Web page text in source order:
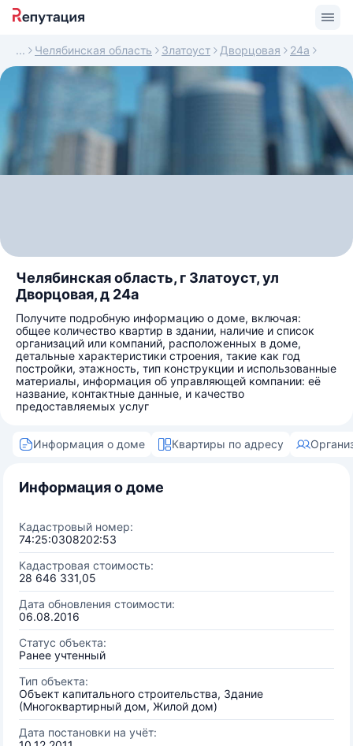
Челябинская область Златоуст Дворцовая 24а
Челябинская область, г Златоуст, ул
Дворцовая, д 24а
Получите подробную информацию о доме, включая:
общее количество квартир в здании, наличие и список
организаций или компаний, расположенных в доме,
детальные характеристики строения, такие как год
постройки, этажность, тип конструкции и использованные
материалы, информация об управляющей компании: её
название, контактные данные, и качество
предоставляемых услуг
Информация о доме Квартиры по адресу
Информация о доме
Кадастровый номер:
74:25:0308202:53
Кадастровая стоимость:
28 646 331,05
Дата обновления стоимости:
06.08.2016
Статус объекта:
Ранее учтенный
Тип объекта:
Объект капитального строительства, Здание
(Многоквартирный дом, Жилой дом)
Дата постановки на учёт: